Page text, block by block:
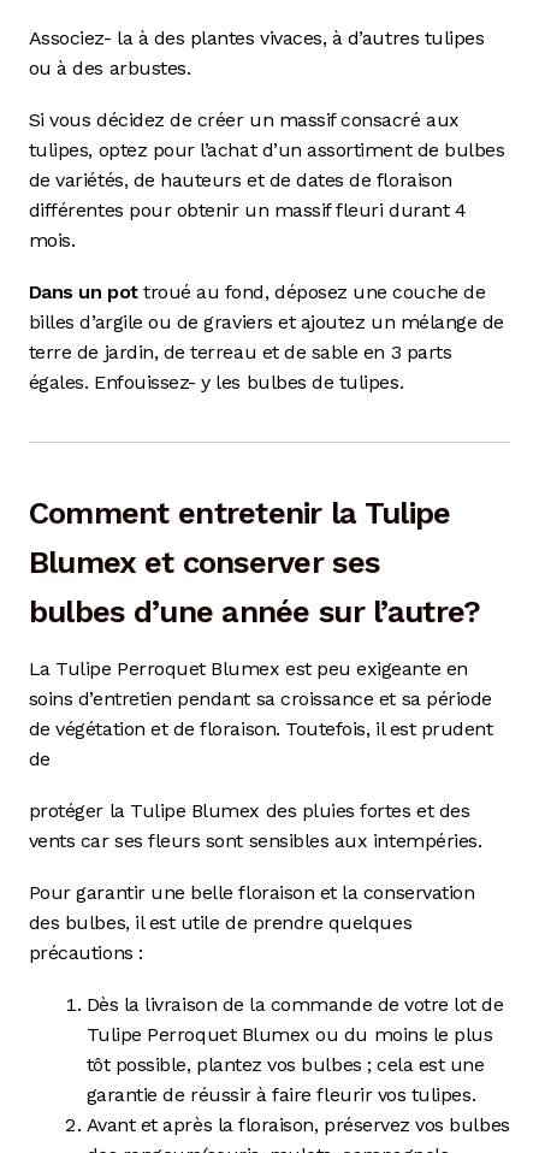
Associez- la à des plantes vivaces, à d’autres tulipes
ou à des arbustes.
Si vous décidez de créer un massif consacré aux
tulipes, optez pour l’achat d’un assortiment de bulbes
de variétés, de hauteurs et de dates de floraison
différentes pour obtenir un massif fleuri durant 4
mois.
Dans un pottroué au fond, déposez une couche de
billes d’argile ou de graviers et ajoutez un mélange de
terre de jardin, de terreau et de sable en 3 parts
égales. Enfouissez- y les bulbes de tulipes.
Comment entretenir la Tulipe
Blumex et conserver ses
bulbes d’une année sur l’autre?
La Tulipe Perroquet Blumex est peu exigeante en
soins d’entretien pendant sa croissance et sa période
de végétation et de floraison. Toutefois, il est prudent
de
protéger la Tulipe Blumex des pluies fortes et des
vents car ses fleurs sont sensibles aux intempéries.
Pour garantir une belle floraison et la conservation
des bulbes, il est utile de prendre quelques
précautions :
Dès la livraison de la commande de votre lot de
Tulipe Perroquet Blumex ou du moins le plus
tôt possible, plantez vos bulbes ; cela est une
garantie de réussir à faire fleurir vos tulipes.
Avant et après la floraison, préservez vos bulbes